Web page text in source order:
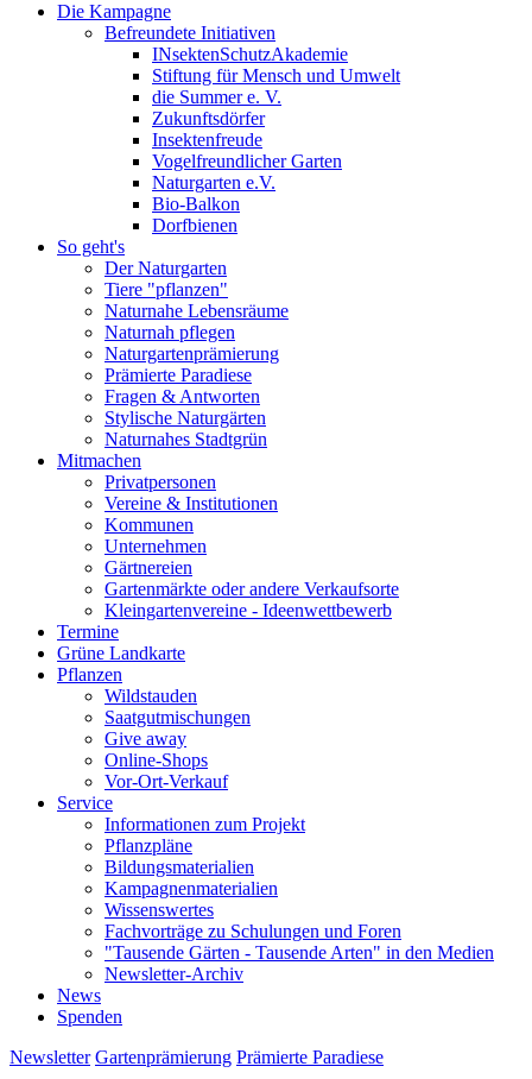
Die Kampagne
Befreundete Initiativen
INsektenSchutzAkademie
Stiftung für Mensch und Umwelt
die Summer e. V.
Zukunftsdörfer
Insektenfreude
Vogelfreundlicher Garten
Naturgarten e.V.
Bio-Balkon
Dorfbienen
So geht's
Der Naturgarten
Tiere "pflanzen"
Naturnahe Lebensräume
Naturnah pflegen
Naturgartenprämierung
Prämierte Paradiese
Fragen & Antworten
Stylische Naturgärten
Naturnahes Stadtgrün
Mitmachen
Privatpersonen
Vereine & Institutionen
Kommunen
Unternehmen
Gärtnereien
Gartenmärkte oder andere Verkaufsorte
Kleingartenvereine - Ideenwettbewerb
Termine
Grüne Landkarte
Pflanzen
Wildstauden
Saatgutmischungen
Give away
Online-Shops
Vor-Ort-Verkauf
Service
Informationen zum Projekt
Pflanzpläne
Bildungsmaterialien
Kampagnenmaterialien
Wissenswertes
Fachvorträge zu Schulungen und Foren
"Tausende Gärten - Tausende Arten" in den Medien
Newsletter-Archiv
News
Spenden
Newsletter Gartenprämierung Prämierte Paradiese